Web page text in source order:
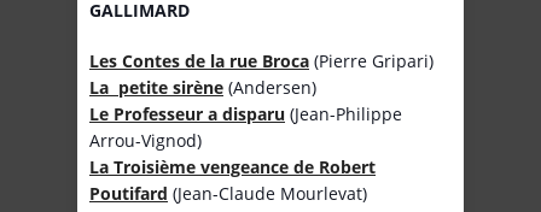
GALLIMARD
Les Contes de la rue Broca (Pierre Gripari)
La petite sirène (Andersen)
Le Professeur a disparu (Jean-Philippe
Arrou-Vignod)
La Troisième vengeance de Robert
Poutifard (Jean-Claude Mourlevat)